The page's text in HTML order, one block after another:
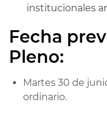
institucionales
Fecha
Pleno:
Martes 30 de
ordinario.